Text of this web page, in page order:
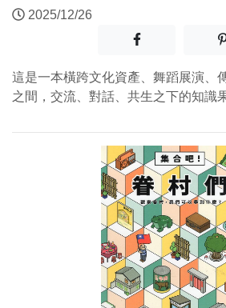
2025/12/26
分享至
這是一本橫跨文化資產、舞蹈展演、
之間，交流、對話、共生之下的知識